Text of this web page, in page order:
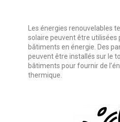
Les énergies renouvelables
solaire peuvent être utilisées
bâtiments en énergie. Des
peuvent être installés sur le
bâtiments pour fournir de
thermique.